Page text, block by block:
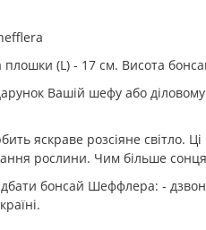
плошки (L) - 17 см. Висота
Вашій шефу або діловому
яскраве розсіяне світло.
рослини. Чим більше
бонсай Шеффлера: -